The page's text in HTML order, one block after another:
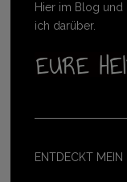
Hier im Blog
ich darüber.
ENTDECKT MEIN